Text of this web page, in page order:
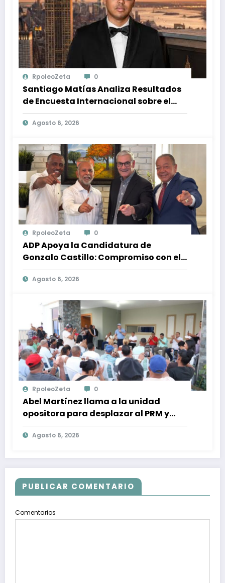
RpoleoZeta 0
Santiago Matías Analiza Resultados
de Encuesta Internacional sobre el
Panorama Político en República
Dominicana: Tendencias y Opiniones
Agosto 6, 2026
RpoleoZeta 0
ADP Apoya la Candidatura de
Gonzalo Castillo: Compromiso con el
Desarrollo Nacional y la Participación
Política
Agosto 6, 2026
RpoleoZeta 0
Abel Martínez llama a la unidad
opositora para desplazar al PRM y
recuperar la confianza ciudadana
Agosto 6, 2026
PUBLICAR COMENTARIO
Comentarios